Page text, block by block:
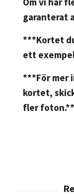
garanterat
***Kortet
ett
***För mer
kortet,
fler